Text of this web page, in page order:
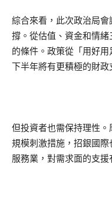
綜合來看，此次政治局
撐。從估值、資金和情
的條件。政策從「用好
下半年將有更積極的財政
但投資者也需保持理性
規模刺激措施，招銀國
服務業，對需求面的支援